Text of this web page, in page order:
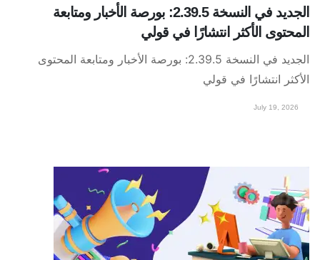
الجديد في النسخة 2.39.5: بورصة الأخبار ومتابعة
المحتوى الأكثر انتشارًا في قولي
الجديد في النسخة 2.39.5: بورصة الأخبار ومتابعة المحتوى
الأكثر انتشارًا في قولي
July 19, 2026